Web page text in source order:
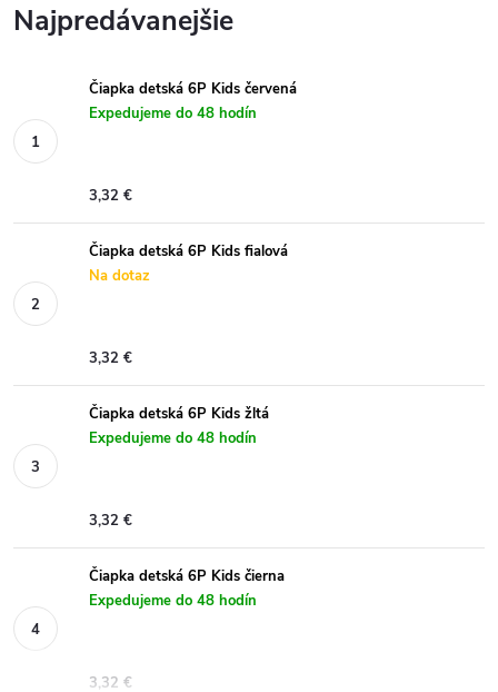
Najpredávanejšie
Čiapka detská 6P Kids červená
Expedujeme do 48 hodín
3,32 €
Čiapka detská 6P Kids fialová
Na dotaz
3,32 €
Čiapka detská 6P Kids žltá
Expedujeme do 48 hodín
3,32 €
Čiapka detská 6P Kids čierna
Expedujeme do 48 hodín
3,32 €